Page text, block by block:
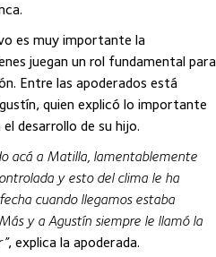
es muy importante la
juegan un rol fundamental para
Entre las apoderados está
quien explicó lo importante
desarrollo de su hijo.
acá a Matilla, lamentablemente
y esto del clima le ha
cuando llegamos estaba
y a Agustín siempre le llamó la
, explica la apoderada.